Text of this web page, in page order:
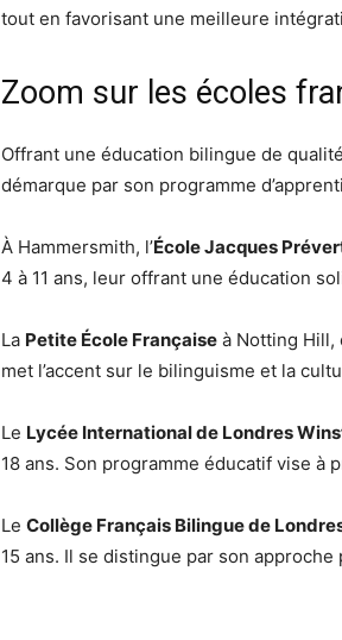
tout en favorisant une meilleure
Zoom sur les écoles
Offrant une éducation bilingue de
démarque par son programme
À Hammersmith, l’École Jacques
4 à 11 ans, leur offrant une éducation
La Petite École Française à Notting Hill,
met l’accent sur le bilinguisme et la
Le Lycée International de Londres
18 ans. Son programme éducatif vise à
Le Collège Français Bilingue de
15 ans. Il se distingue par son